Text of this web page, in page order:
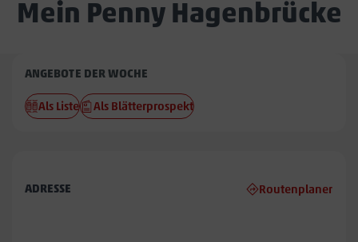
Mein Penny Hagenbrücke
Penny
Hagenbrücke
ANGEBOTE DER WOCHE
Als Liste Als Blätterprospekt
ADRESSE Routenplaner